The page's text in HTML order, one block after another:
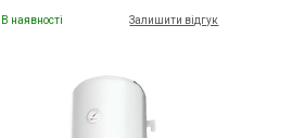
В наявності Залишити відгук